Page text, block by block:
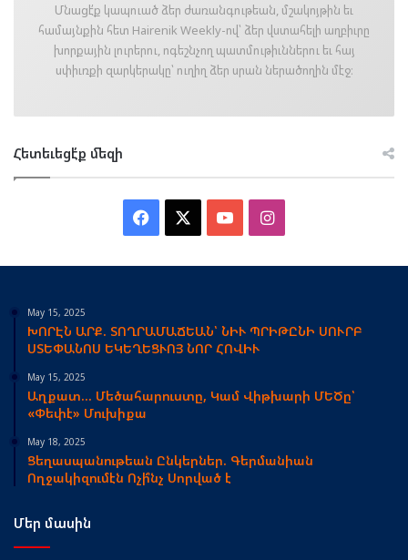
Մնացէ՛ք կապուած ձեր ժառանգութեան, մշակոյթին եւ
համայնքին հետ Hairenik Weekly-ով՝ ձեր վստահելի աղբիւրը
խորքային լուրերու, ոգեշնչող պատմութիւններու եւ հայ
սփիւռքի զարկերակը՝ ուղիղ ձեր սրան ներածողին մէջ։
Հետեւեցէ՛ք մեզի
Facebook YouTubeInstagram
May 15, 2025
ԽՈՐԷՆ ԱՐՔ. ՏՈՂՐԱՄԱՃԵԱՆ՝ ՆԻՒ ՊՐԻԹԸՆԻ ՍՈՒՐԲ
ՍՏԵՓԱՆՈՍ ԵԿԵՂԵՑՒՈՅ ՆՈՐ ՀՈՎԻՒ
May 15, 2025
Աղքատ… Մեծահարուստը, Կամ Վիթխարի ՄԵԾը՝
«Փեփէ» Մուխիքա
May 18, 2025
Ցեղասպանութեան Ընկերներ. Գերմանիան
Ողջակիզումէն Ոչի՞նչ Սորված է
Մեր մասին